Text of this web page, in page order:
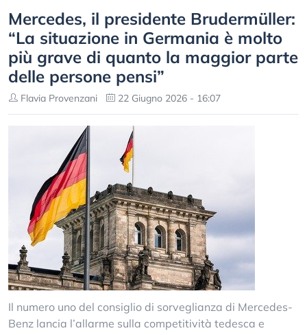
Mercedes, il presidente Brudermüller:
“La situazione in Germania è molto
più grave di quanto la maggior parte
delle persone pensi”
Flavia Provenzani 22 Giugno 2026 - 16:07
Il numero uno del consiglio di sorveglianza di Mercedes-
Benz lancia l’allarme sulla competitività tedesca e